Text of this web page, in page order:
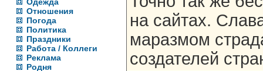
Отношения
Погода
Политика
Праздники
Работа / Коллеги
Реклама
Родня
на сайтах.
маразмом
создателей